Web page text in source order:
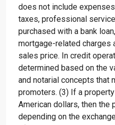
does not include
taxes, professional
purchased with a bank
mortgage-related charges
sales price. In credit
determined based on the
and notarial concepts that
promoters. (3) If a
American dollars, then the
depending on the